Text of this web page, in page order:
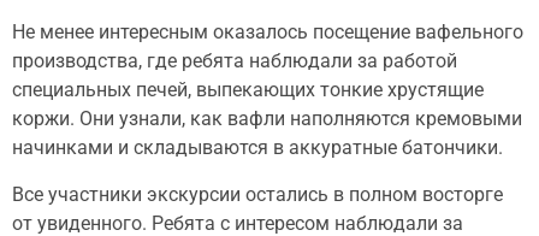
Не менее интересным оказалось посещение вафельного
производства, где ребята наблюдали за работой
специальных печей, выпекающих тонкие хрустящие
коржи. Они узнали, как вафли наполняются кремовыми
начинками и складываются в аккуратные батончики.
Все участники экскурсии остались в полном восторге
от увиденного. Ребята с интересом наблюдали за